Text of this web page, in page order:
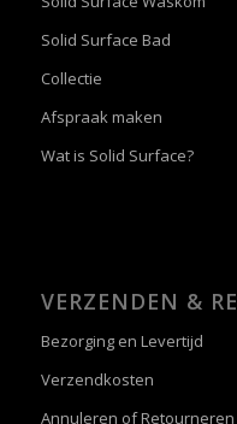
Solid Surface Bad
Collectie
Afspraak maken
Wat is Solid Surface?
VERZENDEN &
Bezorging en Levertijd
Verzendkosten
Annuleren of Retourneren